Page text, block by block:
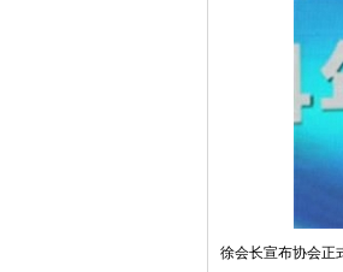
徐会长宣布协会正